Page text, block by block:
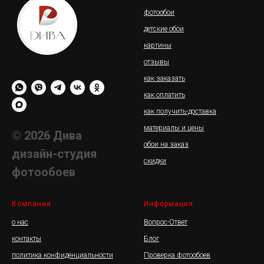
© 2026 Дива
дизайн-студия
фотообоев
фотообои
детские обои
картины
отзывы
как заказать
как оплатить
как получить-доставка
материалы и цены
обои на заказ
скидки
Компания
о нас
контакты
политика конфиденциальности
Информация
Вопрос-Ответ
Блог
Проверка фотообоев